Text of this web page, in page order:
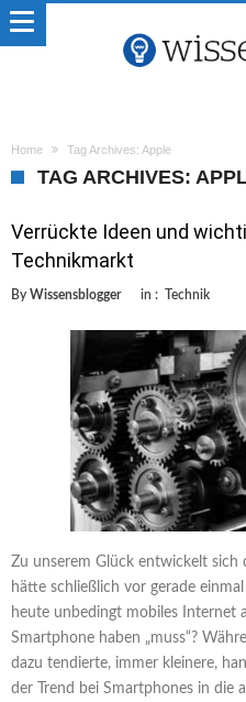
Home Tag Archives: Apple
TAG ARCHIVES:
Verrückte Ideen und
Technikmarkt
By Wissensblogger in : Technik
Zu unserem Glück entwickelt sich
hätte schließlich vor gerade
heute unbedingt mobiles Internet
Smartphone haben „muss“?
dazu tendierte, immer kleinere,
der Trend bei Smartphones in die